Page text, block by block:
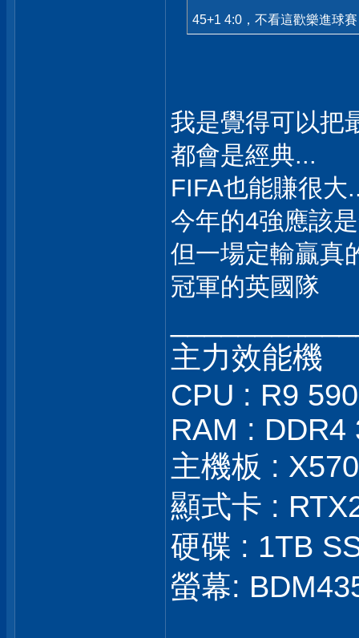
45+1 4:0，不看這歡樂進球
我是覺得可以把
都會是經典...
FIFA也能賺很
今年的4強應該
但一場定輸贏真
冠軍的英國隊
主力效能機
CPU : R9
RAM : DDR4
主機板 :
顯式卡 :
硬碟 : 1TB
螢幕: